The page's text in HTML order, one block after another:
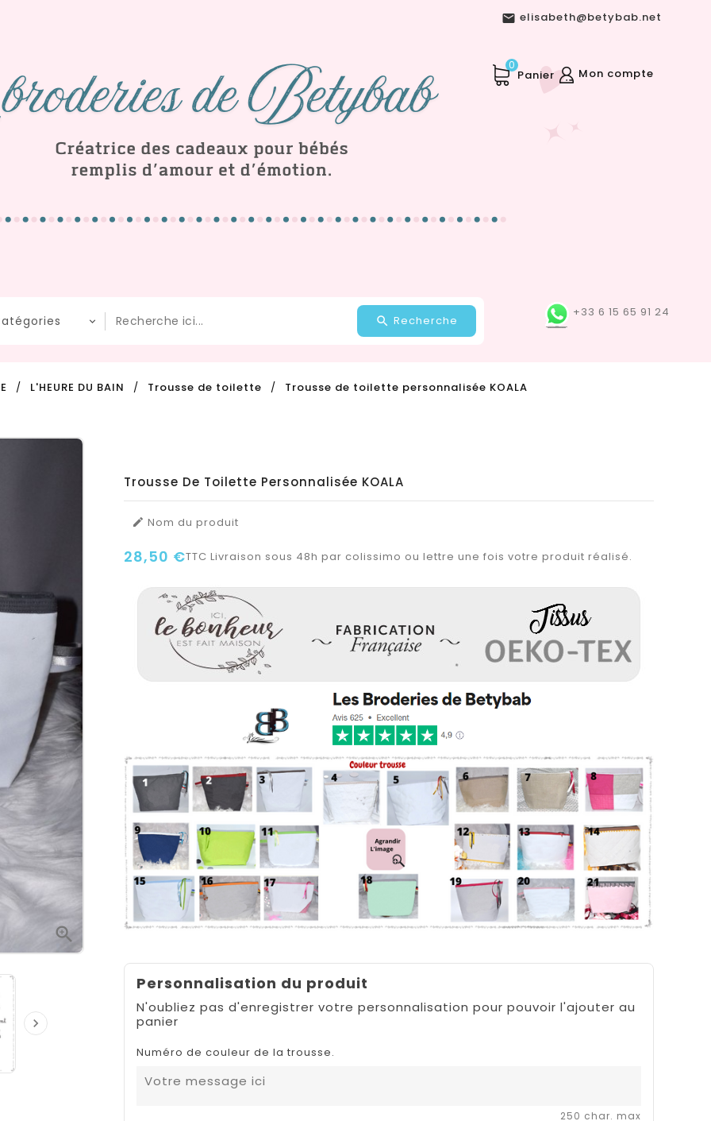
 elisabeth@betybab.net
Mon compte
Panier
0
+33 6 15 65 91 24
Recherche
L'HEURE DU BAIN Trousse de toilette Trousse de toilette personnalisée KOALA


Trousse De Toilette Personnalisée KOALA
 Nom du produit
28,50 €TTC Livraison sous 48h par colissimo ou lettre une fois votre produit réalisé.
Personnalisation du produit
N'oubliez pas d'enregistrer votre personnalisation pour pouvoir l'ajouter au
panier
Numéro de couleur de la trousse.
250 char. max